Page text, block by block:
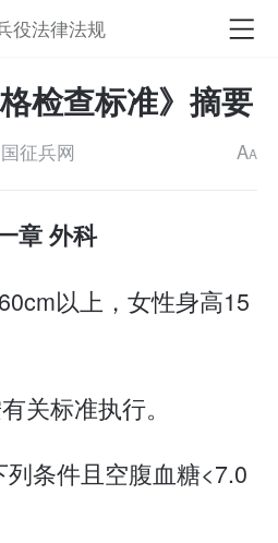
役法律法规
检查标准》摘要
征兵网 AA
章 外科
以上，女性身高15
关标准执行。
条件且空腹血糖<7.0